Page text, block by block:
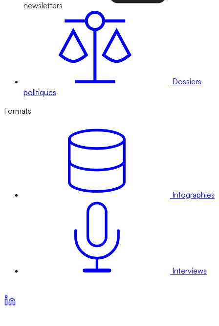
newsletters
Dossiers
politiques
Formats
Infographies
Interviews